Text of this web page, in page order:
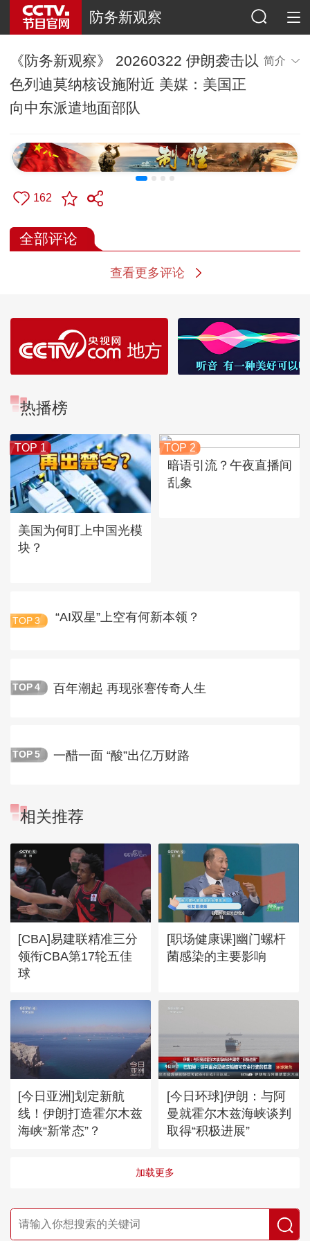
防务新观察
《防务新观察》 20260322 伊朗袭击以
色列迪莫纳核设施附近 美媒：美国正
向中东派遣地面部队
简介
162
全部评论
查看更多评论
热播榜
TOP 1
美国为何盯上中国光模
块？
TOP 2
暗语引流？午夜直播间
乱象
TOP 3 “AI双星”上空有何新本领？
TOP 4 百年潮起 再现张謇传奇人生
TOP 5 一醋一面 “酸”出亿万财路
相关推荐
[CBA]易建联精准三分
领衔CBA第17轮五佳
球
[职场健康课]幽门螺杆
菌感染的主要影响
[今日亚洲]划定新航
线！伊朗打造霍尔木兹
海峡“新常态”？
[今日环球]伊朗：与阿
曼就霍尔木兹海峡谈判
取得“积极进展”
加载更多